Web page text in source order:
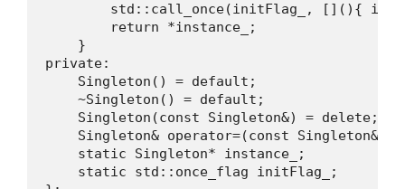
std::call_once(initFlag_, [](){
        return *instance_;
    }
private:
    Singleton() = default;
    ~Singleton() = default;
    Singleton(const Singleton&) = delete;
Singleton& operator=(const Singleton&)
    static Singleton* instance_;
    static std::once_flag initFlag_;